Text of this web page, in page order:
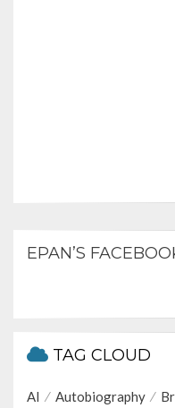
EPAN’S
TAG CLOUD
AI Autobiography